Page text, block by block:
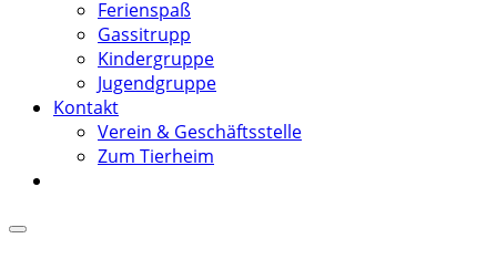
Ferienspaß
Gassitrupp
Kindergruppe
Jugendgruppe
Kontakt
Verein & Geschäftsstelle
Zum Tierheim